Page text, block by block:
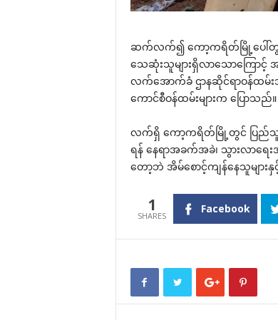
ဆက်လက်၍ ကော့ကရိတ်မြို့ပေါ်တွင်
သေဆုံးသူများရှိလာသောကြောင့်
လက်အောက်ခံ ဌာနဆိုင်ရာဝန်ထမ်း
ကောင်စီဝန်ထမ်းများက ပြောသည်။
လက်ရှိ ကော့ကရိတ်မြို့တွင် ပြည်သူမျ
ရန် နေရာအခက်အခဲ၊ သွားလာရေး
တော့ဘဲ အိမ်စောင့်ကျန်နေသူများ
1 Facebook